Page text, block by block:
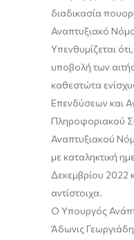
διαδικασία που
Αναπτυξιακό
Υπενθυμίζεται ότι,
υποβολή των
καθεστώτα ε
Επενδύσεων και
Πληροφοριακού
Αναπτυξιακού
με καταληκτική
Δεκεμβρίου 2022
αντίστοιχα.
Ο Υπουργός
Άδωνις